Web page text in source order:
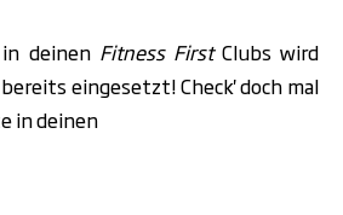
deinen Fitness First Clubs wird
eingesetzt! Check' doch mal
in deinen